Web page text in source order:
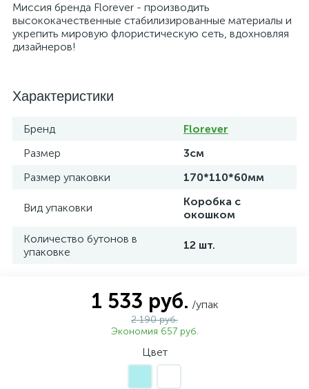
Миссия бренда Florever - производить
высококачественные стабилизированные материалы и
укрепить мировую флористическую сеть, вдохновляя
дизайнеров!
Характеристики
Бренд
Florever
Размер
3см
Размер упаковки
170*110*60мм
Вид упаковки
Коробка с
окошком
Количество бутонов в
упаковке
12 шт.
1 533 руб. /упак
2 190 руб.
Экономия 657 руб.
Цвет